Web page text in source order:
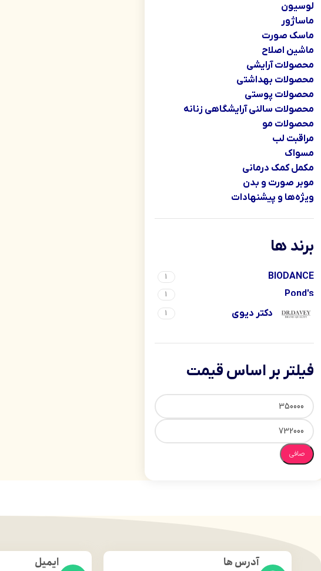
لوسیون
ماساژور
ماسک صورت
ماشین اصلاح
محصولات آرایشی
محصولات بهداشتی
محصولات پوستی
محصولات سالنی آرایشگاهی زنانه
محصولات مو
مراقبت لب
مسواک
مکمل کمک درمانی
موبر صورت و بدن
ویژه‌ها و پیشنهادات
برند ها
BIODANCE
1
Pond's
1
دکتر دیوی 1
فیلتر بر اساس قیمت
صافی
آدرس ها ایمیل